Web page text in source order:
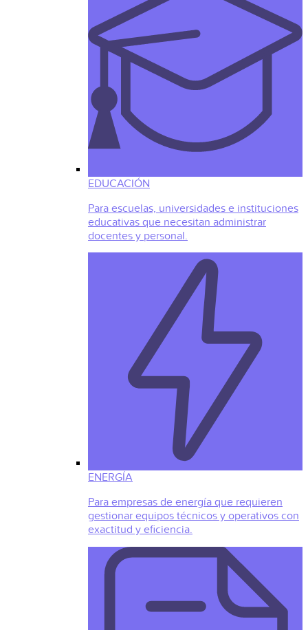
EDUCACIÓN
Para escuelas, universidades e instituciones
educativas que necesitan administrar
docentes y personal.
ENERGÍA
Para empresas de energía que requieren
gestionar equipos técnicos y operativos con
exactitud y eficiencia.